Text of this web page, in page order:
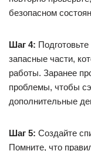
безопасном
Шаг 4:
запасные части,
работы. Заранее
проблемы, чтобы
дополнительные
Шаг 5: Создайте
Помните, что